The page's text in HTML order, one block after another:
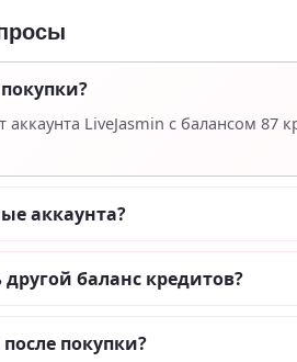
аккаунта LiveJasmin с балансом
аккаунта?
баланс кредитов?
покупки?